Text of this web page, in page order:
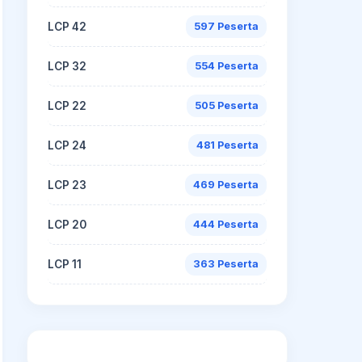
LCP 42 597 Peserta
LCP 32 554 Peserta
LCP 22 505 Peserta
LCP 24 481 Peserta
LCP 23 469 Peserta
LCP 20 444 Peserta
LCP 11 363 Peserta